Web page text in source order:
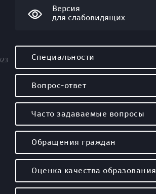
Версия
для слабовидящих
Специальности
Вопрос-ответ
Часто задаваемые вопросы
Обращения граждан
Оценка качества образования